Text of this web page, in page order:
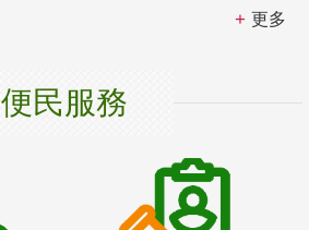
更多
便民服務